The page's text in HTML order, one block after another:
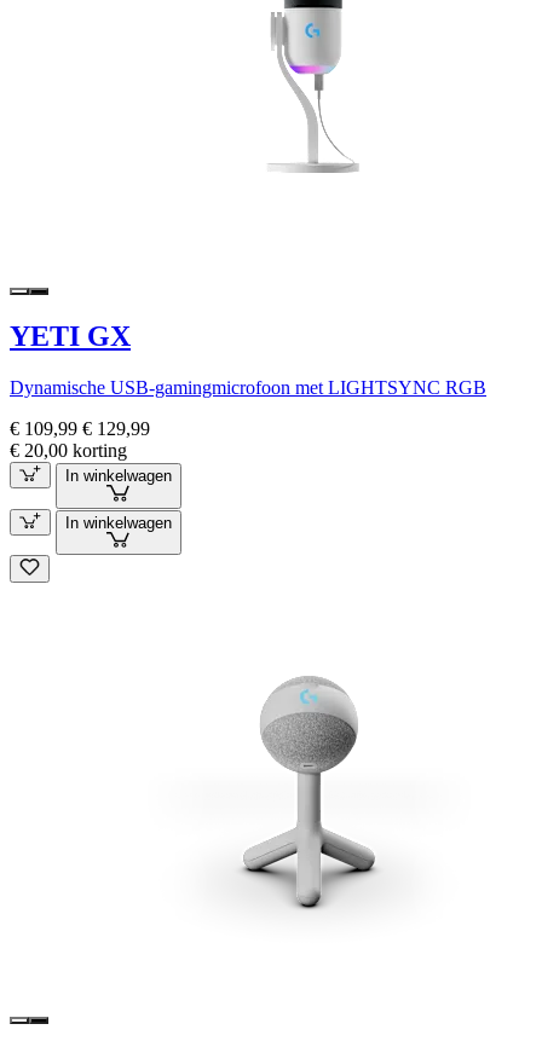
YETI GX
Dynamische USB-gamingmicrofoon met LIGHTSYNC RGB
€ 109,99 € 129,99
€ 20,00 korting
In winkelwagen
In winkelwagen